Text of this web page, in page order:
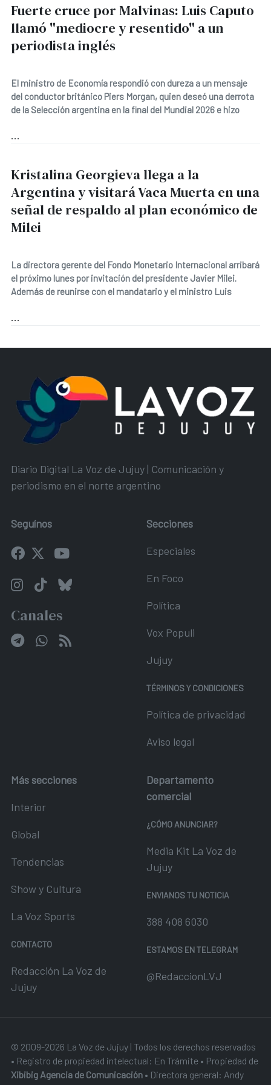
Fuerte cruce por Malvinas: Luis Caputo
llamó "mediocre y resentido" a un
periodista inglés
El ministro de Economía respondió con dureza a un mensaje
del conductor británico Piers Morgan, quien deseó una derrota
de la Selección argentina en la final del Mundial 2026 e hizo
...
Kristalina Georgieva llega a la
Argentina y visitará Vaca Muerta en una
señal de respaldo al plan económico de
Milei
La directora gerente del Fondo Monetario Internacional arribará
el próximo lunes por invitación del presidente Javier Milei.
Además de reunirse con el mandatario y el ministro Luis
...
Diario Digital La Voz de Jujuy | Comunicación y
periodismo en el norte argentino
Seguínos
Canales
Secciones
Especiales
En Foco
Política
Vox Populi
Jujuy
TÉRMINOS Y CONDICIONES
Política de privacidad
Aviso legal
Más secciones
Interior
Global
Tendencias
Show y Cultura
La Voz Sports
CONTACTO
Redacción La Voz de
Jujuy
Departamento
comercial
¿CÓMO ANUNCIAR?
Media Kit La Voz de
Jujuy
ENVIANOS TU NOTICIA
388 408 6030
ESTAMOS EN TELEGRAM
@RedaccionLVJ
© 2009-2026 La Voz de Jujuy | Todos los derechos reservados
• Registro de propiedad intelectual: En Trámite • Propiedad de
Xibibig Agencia de Comunicación • Directora general: Andy